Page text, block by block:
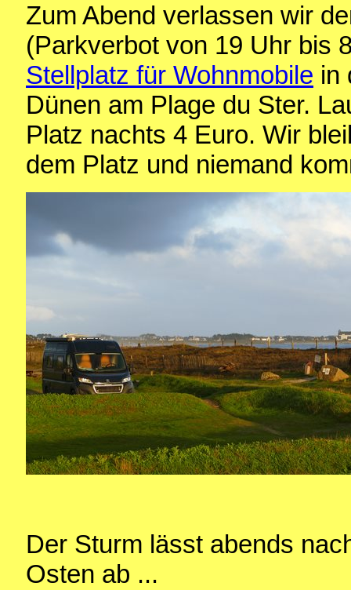
Zum Abend verlassen wir
(Parkverbot von 19 Uhr bis
Stellplatz für Wohnmobile in
Dünen am Plage du Ster.
Platz nachts 4 Euro. Wir
dem Platz und niemand
Der Sturm lässt abends
Osten ab ...